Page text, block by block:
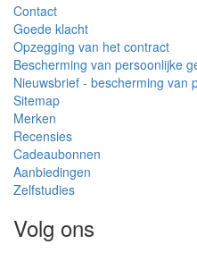
Contact
Goede klacht
Opzegging van het contract
Bescherming van persoonlijke
Nieuwsbrief - bescherming van
Sitemap
Merken
Recensies
Cadeaubonnen
Aanbiedingen
Zelfstudies
Volg ons